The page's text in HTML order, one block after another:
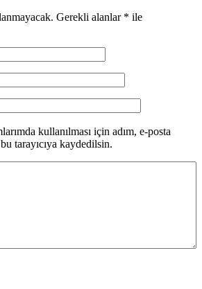
Gerekli alanlar * ile
kullanılması için adım, e-posta
tarayıcıya kaydedilsin.